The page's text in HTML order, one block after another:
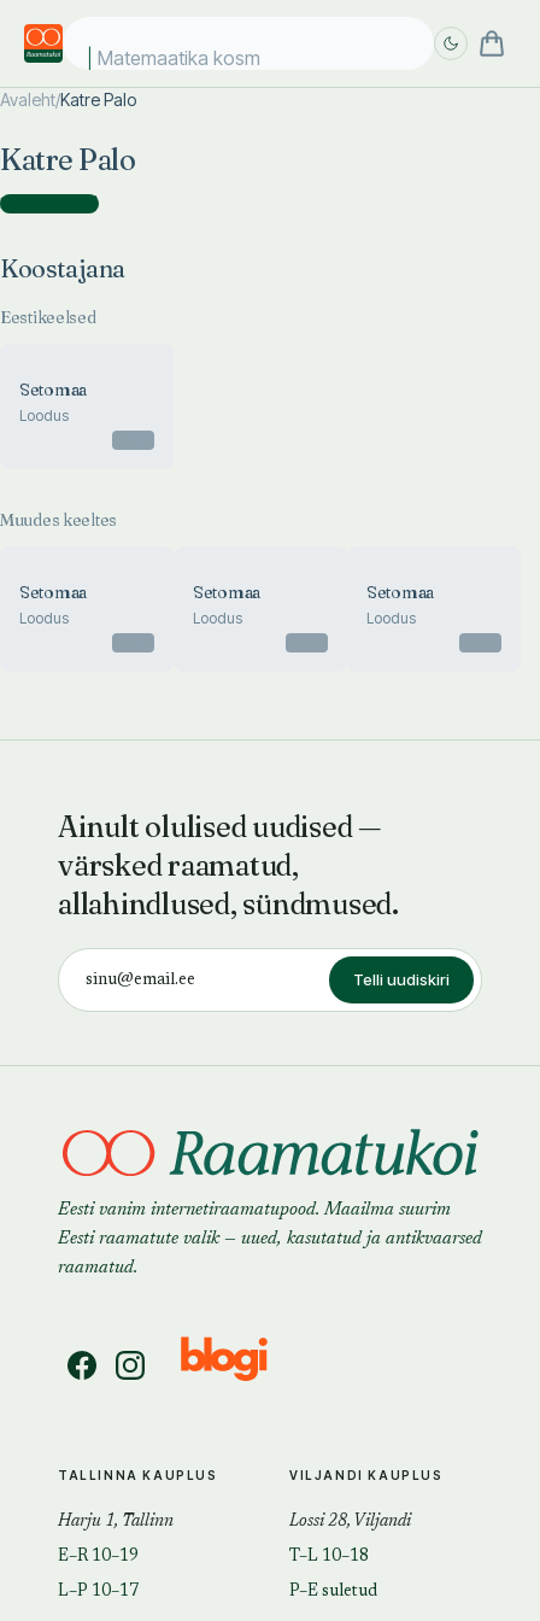
Matemaatika kosmo
Avaleht/Katre Palo
Katre Palo
Koostajana )
Koostajana
Eestikeelsed
Setomaa
Loodus
Muudes keeltes
Setomaa
Loodus
Setomaa
Loodus
Setomaa
Loodus
Ainult olulised uudised —
värsked raamatud,
allahindlused, sündmused.
Telli uudiskiri
Eesti vanim internetiraamatupood. Maailma suurim
Eesti raamatute valik — uued, kasutatud ja antikvaarsed
raamatud.
TALLINNA KAUPLUS
Harju 1, Tallinn
E–R 10–19
L–P 10–17
VILJANDI KAUPLUS
Lossi 28, Viljandi
T–L 10–18
P–E suletud